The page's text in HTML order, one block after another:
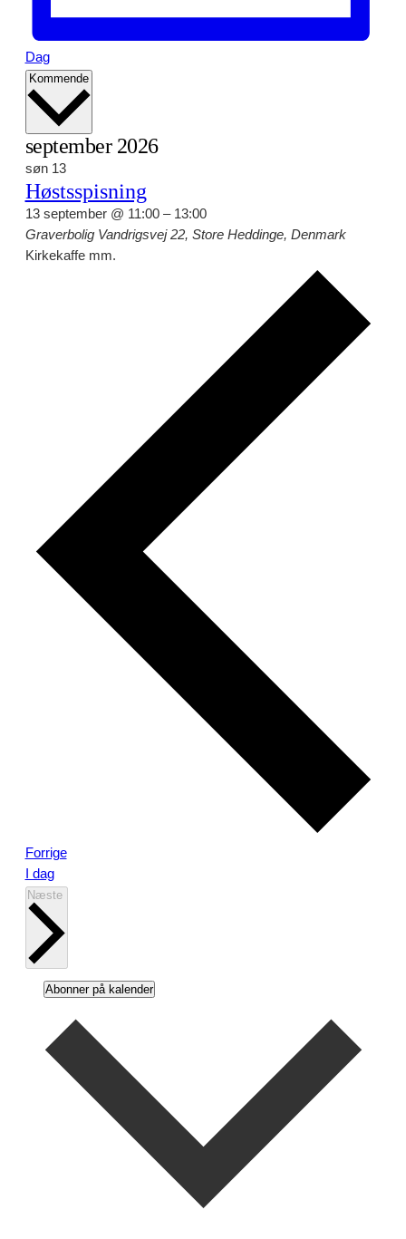
Dag
Kommende Vælg
september 2026
søn 13
Høstsspisning
13 september @ 11:00– 13:00
Graverbolig Vandrigsvej 22, Store Heddinge, Denmark
Kirkekaffe mm.
ForrigeBegivenheder
I dag
Næste
Abonner på kalender